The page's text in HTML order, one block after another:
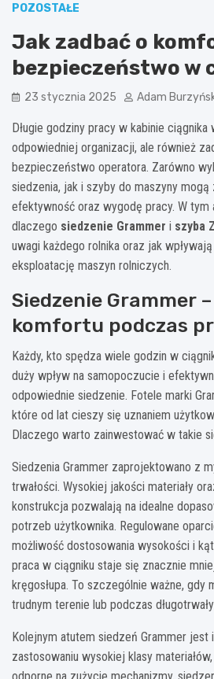
POZOSTAŁE
Jak zadbać o
bezpieczeństwo w
23 stycznia 2025 Adam
Długie godziny pracy w kabinie ciągnika
odpowiedniej organizacji, ale również
bezpieczeństwo operatora. Zarówno
siedzenia, jak i szyby do maszyny mogą
efektywność oraz wygodę pracy. W
dlaczego siedzenie Grammer i szyba
uwagi każdego rolnika oraz jak
eksploatację maszyn rolniczych.
Siedzenie Grammer
komfortu podczas
Każdy, kto spędza wiele godzin w
duży wpływ na samopoczucie i
odpowiednie siedzenie. Fotele marki
które od lat cieszy się uznaniem
Dlaczego warto zainwestować w takie
Siedzenia Grammer zaprojektowano z
trwałości. Wysokiej jakości materiały
konstrukcja pozwalają na idealne
potrzeb użytkownika. Regulowane
możliwość dostosowania wysokości i
praca w ciągniku staje się znacznie
kręgosłupa. To szczególnie ważne, gdy
trudnym terenie lub podczas
Kolejnym atutem siedzeń Grammer jest
zastosowaniu wysokiej klasy